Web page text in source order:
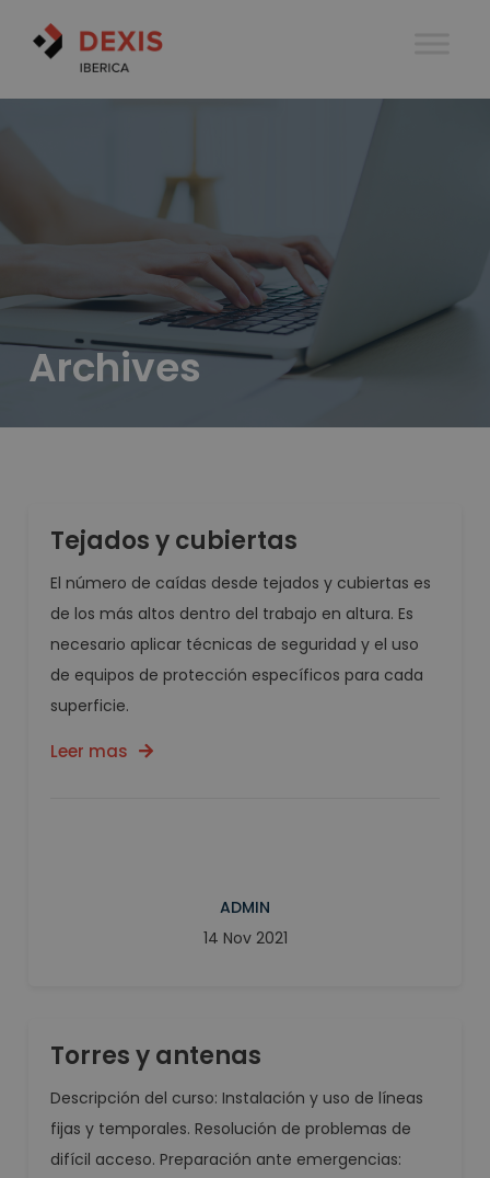
Archives
Tejados y cubiertas
El número de caídas desde tejados y cubiertas es
de los más altos dentro del trabajo en altura. Es
necesario aplicar técnicas de seguridad y el uso
de equipos de protección específicos para cada
superficie.
Leer mas
ADMIN
14 Nov 2021
Torres y antenas
Descripción del curso: Instalación y uso de líneas
fijas y temporales. Resolución de problemas de
difícil acceso. Preparación ante emergencias: